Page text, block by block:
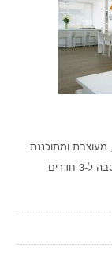
מעוצבת ומתוכננת
היטב. הוצגה ב"בתים מבפנים". במקור 4 חדרים שהוסבה ל-3 חדרים